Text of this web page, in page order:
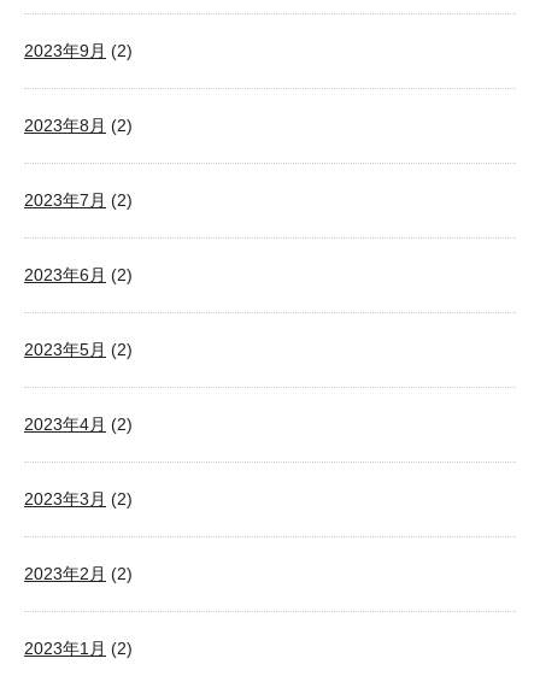
2023年9月 (2)
2023年8月 (2)
2023年7月 (2)
2023年6月 (2)
2023年5月 (2)
2023年4月 (2)
2023年3月 (2)
2023年2月 (2)
2023年1月 (2)